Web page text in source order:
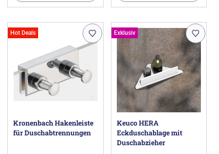
Hot Deals
Kronenbach Hakenleiste
für Duschabtrennungen
Exklusiv
Keuco HERA
Eckduschablage mit
Duschabzieher